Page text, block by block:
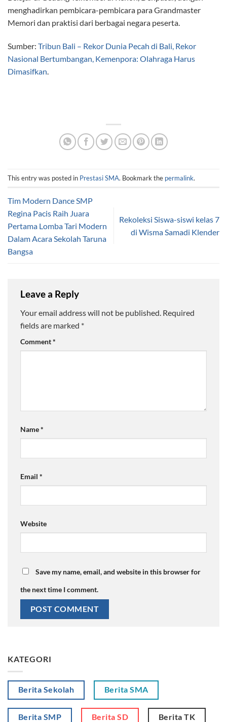
menghadirkan pembicara-pembicara para Grandmaster
Memori dan praktisi dari berbagai negara peserta.
Sumber: Tribun Bali – Rekor Dunia Pecah di Bali, Rekor
Nasional Bertumbangan, Kemenpora: Olahraga Harus
Dimasifkan
This entry was posted in Prestasi SMA. Bookmark the permalink.
Tim Modern Dance SMP
Regina Pacis Raih Juara
Pertama Lomba Tari Modern
Dalam Acara Sekolah Taruna
Bangsa
Rekoleksi Siswa-siswi kelas 7
di Wisma Samadi Klender
Leave a Reply
Your email address will not be published. Required
fields are marked *
Comment*
Name*
Email *
Website
Save my name, email, and website in this browser for
the next time I comment.
KATEGORI
Berita Sekolah Berita SMA
Berita SMP Berita SD Berita TK